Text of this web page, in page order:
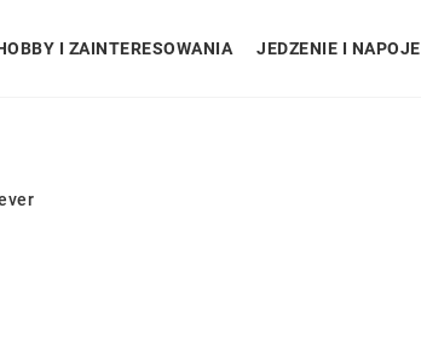
I ZAINTERESOWANIA JEDZENIE I NAPOJE